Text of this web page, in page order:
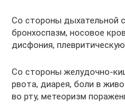
Со стороны дыхательной
бронхоспазм, носовое
дисфония,
Со стороны желудочно-
рвота, диарея, боли в
во рту, метеоризм